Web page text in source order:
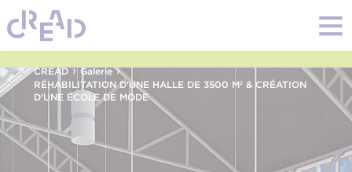
CREAD›Galerie›
RÉHABILITATION D'UNE HALLE DE 3500 M² & CRÉATION
D'UNE ÉCOLE DE MODE